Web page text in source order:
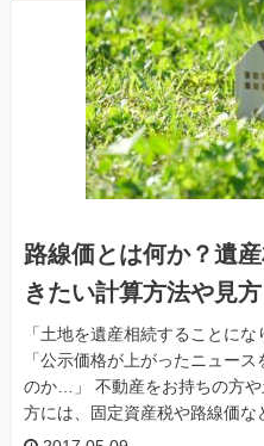
路線価とは何か？遺
きたい計算方法や見
「土地を遺産相続することに
「公示価格が上がったニュー
のか…」 不動産をお持ちの方
方には、固定資産税や路線価